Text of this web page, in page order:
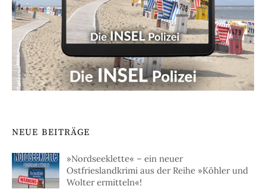
NEUE BEITRÄGE
»Nordseeklette« – ein neuer
Ostfrieslandkrimi aus der Reihe »Köhler und
Wolter ermitteln«!